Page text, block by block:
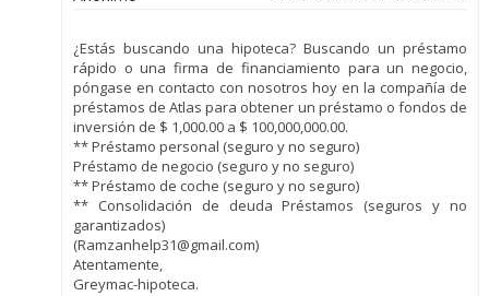
¿Estás buscando una hipoteca? Buscando un préstamo
rápido o una firma de financiamiento para un negocio,
póngase en contacto con nosotros hoy en la compañía de
préstamos de Atlas para obtener un préstamo o fondos de
inversión de $ 1,000.00 a $ 100,000,000.00.
** Préstamo personal (seguro y no seguro)
Préstamo de negocio (seguro y no seguro)
** Préstamo de coche (seguro y no seguro)
** Consolidación de deuda Préstamos (seguros y no
garantizados)
(Ramzanhelp31@gmail.com)
Atentamente,
Greymac-hipoteca.